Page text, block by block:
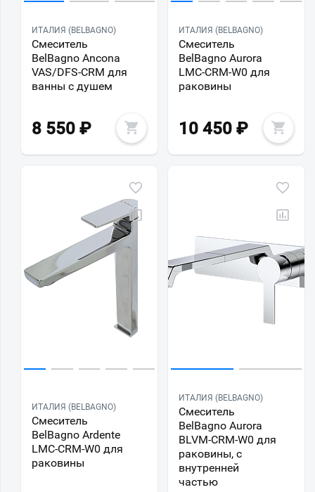
ИТАЛИЯ (BELBAGNO)
Смеситель
BelBagno Ancona
VAS/DFS-CRM для
ванны с душем
8 550 ₽
ИТАЛИЯ (BELBAGNO)
Смеситель
BelBagno Aurora
LMC-CRM-W0 для
раковины
10 450 ₽
ИТАЛИЯ (BELBAGNO)
Смеситель
BelBagno Ardente
LMC-CRM-W0 для
раковины
ИТАЛИЯ (BELBAGNO)
Смеситель
BelBagno Aurora
BLVM-CRM-W0 для
раковины, с
внутренней
частью